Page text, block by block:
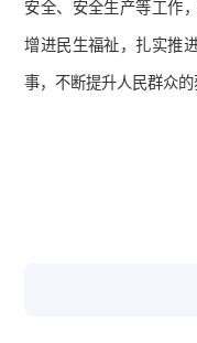
安全、安全生产等工作
增进民生福祉，扎实推
事，不断提升人民群众的